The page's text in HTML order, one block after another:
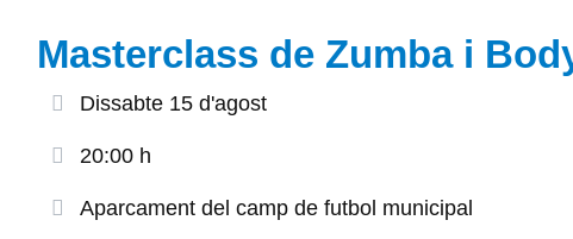
Masterclass de Zumba i
Dissabte 15 d'agost
20:00 h
Aparcament del camp de futbol municipal